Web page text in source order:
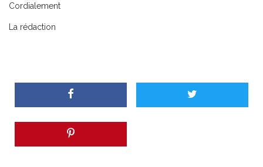
Cordialement
La rédaction